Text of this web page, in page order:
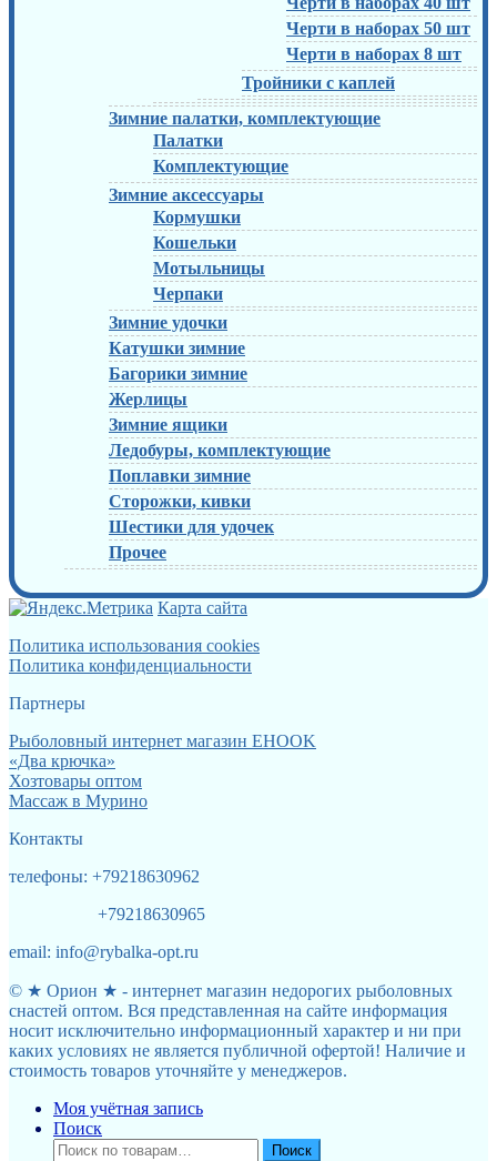
Черти в наборах 50 шт
Черти в наборах 8 шт
Тройники с каплей
Зимние палатки, комплектующие
Палатки
Комплектующие
Зимние аксессуары
Кормушки
Кошельки
Мотыльницы
Черпаки
Зимние удочки
Катушки зимние
Багорики зимние
Жерлицы
Зимние ящики
Ледобуры, комплектующие
Поплавки зимние
Сторожки, кивки
Шестики для удочек
Прочее
Карта сайта
Политика использования cookies
Политика конфиденциальности
Партнеры
Рыболовный интернет магазин EHOOK
«Два крючка»
Хозтовары оптом
Массаж в Мурино
Контакты
телефоны: +79218630962
+79218630965
email: info@rybalka-opt.ru
© ★ Орион ★ - интернет магазин недорогих рыболовных
снастей оптом. Вся представленная на сайте информация
носит исключительно информационный характер и ни при
каких условиях не является публичной офертой! Наличие и
стоимость товаров уточняйте у менеджеров.
Моя учётная запись
Поиск
Искать:
Поиск